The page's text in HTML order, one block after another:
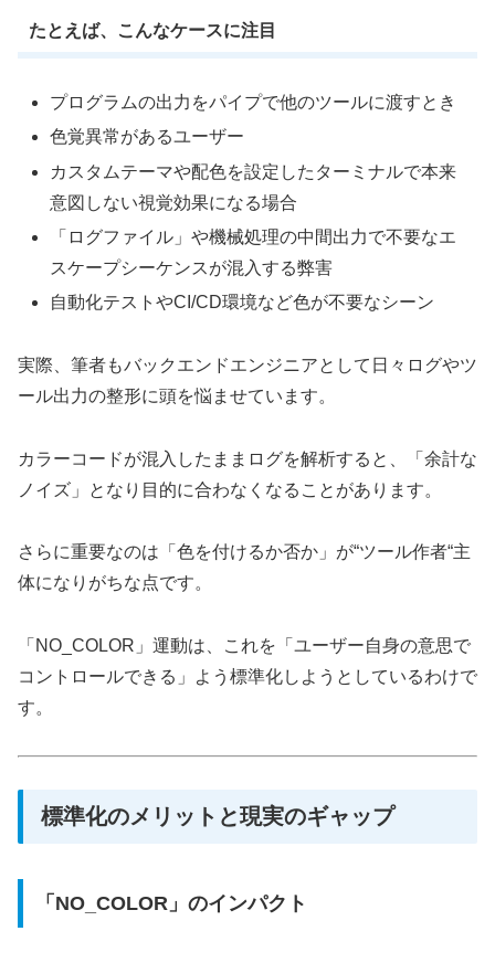
たとえば、こんなケースに注目
プログラムの出力をパイプで他のツールに渡すとき
色覚異常があるユーザー
カスタムテーマや配色を設定したターミナルで本来
意図しない視覚効果になる場合
「ログファイル」や機械処理の中間出力で不要なエ
スケープシーケンスが混入する弊害
自動化テストやCI/CD環境など色が不要なシーン
実際、筆者もバックエンドエンジニアとして日々ログやツ
ール出力の整形に頭を悩ませています。
カラーコードが混入したままログを解析すると、「余計な
ノイズ」となり目的に合わなくなることがあります。
さらに重要なのは「色を付けるか否か」が“ツール作者“主
体になりがちな点です。
「NO_COLOR」運動は、これを「ユーザー自身の意思で
コントロールできる」よう標準化しようとしているわけで
す。
標準化のメリットと現実のギャップ
「NO_COLOR」のインパクト